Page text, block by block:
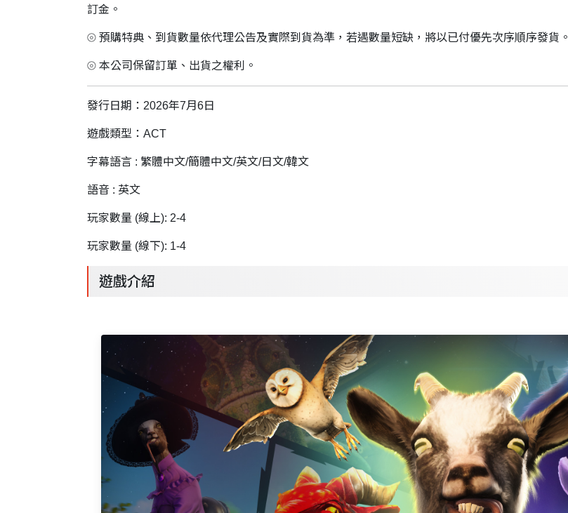
訂金。
⦾ 預購特典、到貨數量依代理公告及實際到貨為準，若遇數量短缺，將以已付優先次序順序發貨。
⦾ 本公司保留訂單、出貨之權利。
發行日期：2026年7月6日
遊戲類型：ACT
字幕語言 : 繁體中文/簡體中文/英文/日文/韓文
語音 : 英文
玩家數量 (線上): 2-4
玩家數量 (線下): 1-4
遊戲介紹